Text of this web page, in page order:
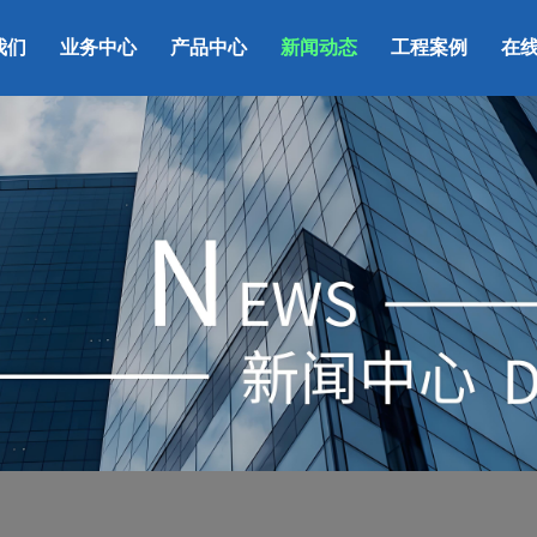
们 业务中心 产品中心 新闻动态 工程案例 在